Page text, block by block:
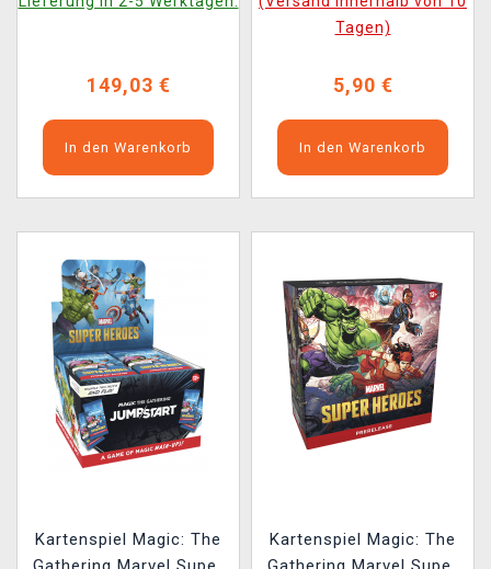
Deck Collector's Edition
149,03 €
In den Warenkorb
Tagen)
5,90 €
In den Warenkorb
Kartenspiel Magic: The
Kartenspiel Magic: The